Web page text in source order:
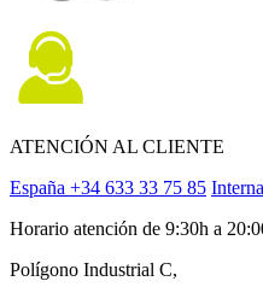
ATENCIÓN AL CLIENTE
España +34 633 33 75 85
Horario atención de 9:30h a
Polígono Industrial C,